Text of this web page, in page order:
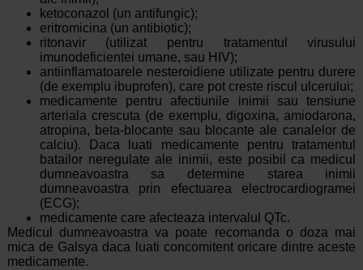
ketoconazol (un antifungic);
eritromicina (un antibiotic);
ritonavir (utilizat pentru tratamentul virusului
imunodeficientei umane, sau HIV);
antiinflamatoarele nesteroidiene utilizate pentru durere
(de exemplu ibuprofen), care pot creste riscul ulcerului;
medicamente pentru afectiunile inimii sau tensiune
arteriala crescuta (de exemplu, digoxina, amiodarona,
atropina, beta-blocante sau blocante ale canalelor de
calciu). Daca luati medicamente pentru tratamentul
batailor neregulate ale inimii, este posibil ca medicul
dumneavoastra sa determine starea inimii
dumneavoastra prin efectuarea electrocardiogramei
(ECG);
medicamente care afecteaza intervalul QTc.
Medicul dumneavoastra va poate recomanda o doza mai
mica de Galsya daca luati concomitent oricare dintre aceste
medicamente.